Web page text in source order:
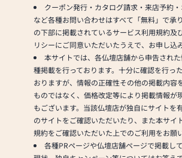
クーポン発行・カタログ請求・来店予約
など各種お問い合わせはすべて「無料」で承
の下部に掲載されているサービス利用規約及
リシーにご同意いただいたうえで、お申し込
本サイトでは、各仏壇店舗から申告され
種掲載を行っております。十分に確認を行っ
おりますが、情報の正確性その他の掲載内容
ものではなく、価格改定等により掲載情報が
もございます。当該仏壇店が独自にサイトを
のサイトをご確認いただいたり、また本サイ
規約をご確認いただいた上でのご利用をお願
各種PRページや仏壇店舗ページで掲載し